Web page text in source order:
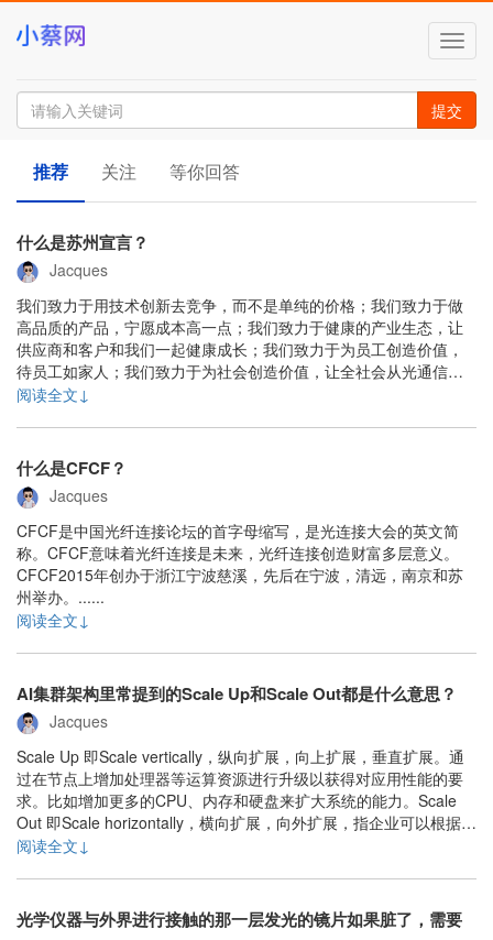
切
换
导
航
提交
推荐 关注 等你回答
什么是苏州宣言？
Jacques
我们致力于用技术创新去竞争，而不是单纯的价格；我们致力于做
高品质的产品，宁愿成本高一点；我们致力于健康的产业生态，让
供应商和客户和我们一起健康成长；我们致力于为员工创造价值，
待员工如家人；我们致力于为社会创造价值，让全社会从光通信技
术进步受益；我们致力于让地球更美好，让绿色环保生根；为更好
阅读全文↓
什么是CFCF？
Jacques
CFCF是中国光纤连接论坛的首字母缩写，是光连接大会的英文简
称。CFCF意味着光纤连接是未来，光纤连接创造财富多层意义。
CFCF2015年创办于浙江宁波慈溪，先后在宁波，清远，南京和苏
州举办。......
阅读全文↓
AI集群架构里常提到的Scale Up和Scale Out都是什么意思？
Jacques
Scale Up 即Scale vertically，纵向扩展，向上扩展，垂直扩展。通
过在节点上增加处理器等运算资源进行升级以获得对应用性能的要
求。比如增加更多的CPU、内存和硬盘来扩大系统的能力。Scale
Out 即Scale horizontally，横向扩展，向外扩展，指企业可以根据需
求增加不同的服务器应用，依靠多部服务器协同运算，借负载平衡
阅读全文↓
光学仪器与外界进行接触的那一层发光的镜片如果脏了，需要